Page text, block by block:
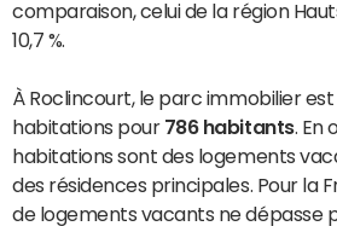
comparaison, celui de la région
10,7 %.
À Roclincourt, le parc immobilier
habitations pour 786 habitants. En
habitations sont des logements
des résidences principales. Pour la
de logements vacants ne dépasse